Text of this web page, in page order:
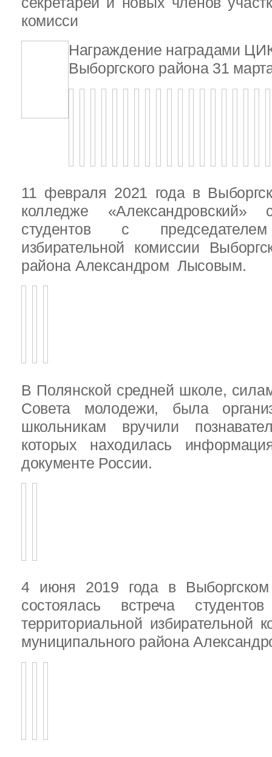
комисси
Награждение наградами
Выборгского района 31
11 февраля 2021 года в
колледже «Александровский»
студентов с председателем
избирательной комиссии
района Александром Лысовым.
В Полянской средней школе,
Совета молодежи, была
школьникам вручили
которых находилась
документе России.
4 июня 2019 года в
состоялась встреча
территориальной избирательной
муниципального района